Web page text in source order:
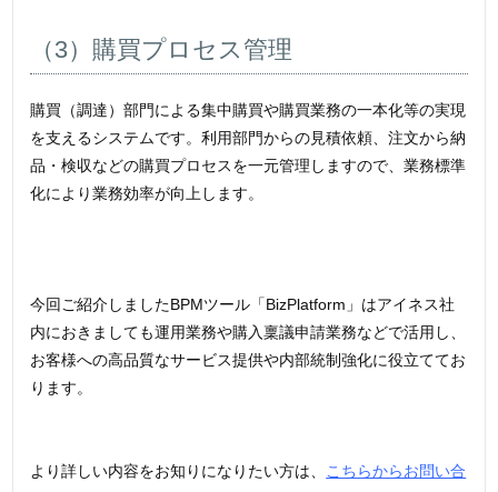
（3）購買プロセス管理
購買（調達）部門による集中購買や購買業務の一本化等の実現
を支えるシステムです。利用部門からの見積依頼、注文から納
品・検収などの購買プロセスを一元管理しますので、業務標準
化により業務効率が向上します。
今回ご紹介しましたBPMツール「BizPlatform」はアイネス社
内におきましても運用業務や購入稟議申請業務などで活用し、
お客様への高品質なサービス提供や内部統制強化に役立ててお
ります。
より詳しい内容をお知りになりたい方は、
こちらからお問い合